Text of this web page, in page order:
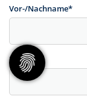
Vor-/Nachname*
Email*